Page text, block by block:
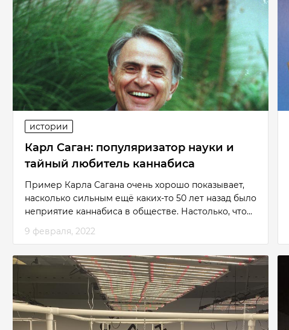
истории
Карл Саган: популяризатор науки и
тайный любитель каннабиса
Пример Карла Сагана очень хорошо показывает,
насколько сильным ещё каких-то 50 лет назад было
неприятие каннабиса в обществе. Настолько, что...
9 февраля, 2022